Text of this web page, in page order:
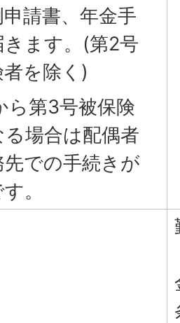
請書、年金手
きます。(第2号
を除く)
ら第3号被保険
場合は配偶者
先での手続きが
。